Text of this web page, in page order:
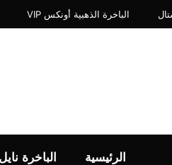
الباخرة الذهبية أونكس VIP​
الرئيسية الباخرة